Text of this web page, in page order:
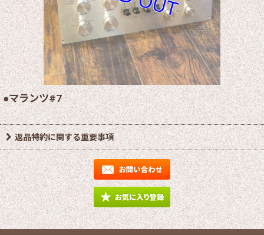
●マランツ#7
返品特約に関する重要事項